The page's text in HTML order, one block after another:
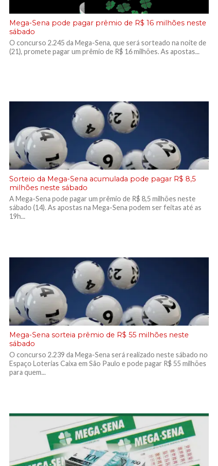
Mega-Sena pode pagar prêmio de R$ 16 milhões neste
sábado
O concurso 2.245 da Mega-Sena, que será sorteado na noite de
(21), promete pagar um prêmio de R$ 16 milhões. As apostas...
Sorteio da Mega-Sena acumulada pode pagar R$ 8,5
milhões neste sábado
A Mega-Sena pode pagar um prêmio de R$ 8,5 milhões neste
sábado (14). As apostas na Mega-Sena podem ser feitas até as
19h...
Mega-Sena sorteia prêmio de R$ 55 milhões neste
sábado
O concurso 2.239 da Mega-Sena será realizado neste sábado no
Espaço Loterias Caixa em São Paulo e pode pagar R$ 55 milhões
para quem...